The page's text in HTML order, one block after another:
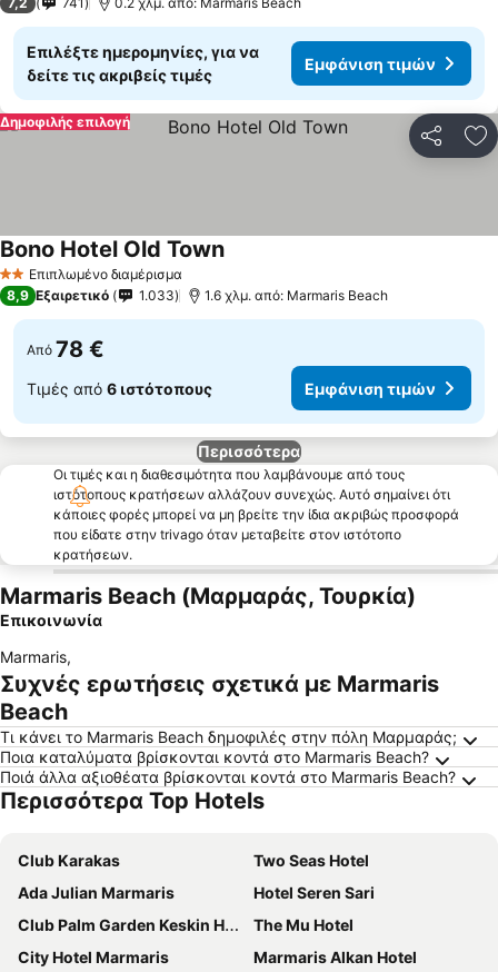
Επιλέξτε ημερομηνίες, για να
δείτε τις ακριβείς τιμές
Εμφάνιση τιμών
Δημοφιλής επιλογή
2 ΑστέριαΕπιπλωμένο διαμέρισμα
Bono Hotel Old Town
8,9 Εξαιρετικό 1.033 1.6 χλμ. από: Marmaris Beach
Από 78 €
Τιμές από 6 ιστότοπους Εμφάνιση τιμών
Περισσότερα
Οι τιμές και η διαθεσιμότητα που λαμβάνουμε από τους
ιστότοπους κρατήσεων αλλάζουν συνεχώς. Αυτό σημαίνει ότι
κάποιες φορές μπορεί να μη βρείτε την ίδια ακριβώς προσφορά
που είδατε στην trivago όταν μεταβείτε στον ιστότοπο
κρατήσεων.
Marmaris Beach (Μαρμαράς, Τουρκία)
Επικοινωνία
Marmaris,
Συχνές ερωτήσεις σχετικά με Marmaris
Beach
Τι κάνει το Marmaris Beach δημοφιλές στην πόλη Μαρμαράς;
Ποια καταλύματα βρίσκονται κοντά στο Marmaris Beach?
Ποιά άλλα αξιοθέατα βρίσκονται κοντά στο Marmaris Beach?
Περισσότερα Top Hotels
Club Karakas
Two Seas Hotel
Ada Julian Marmaris
Hotel Seren Sari
Club Palm Garden Keskin Hotel
The Mu Hotel
City Hotel Marmaris
Marmaris Alkan Hotel